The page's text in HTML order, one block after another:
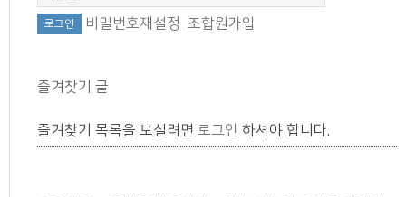
비밀번호재설정 조합원가입
즐겨찾기 글
즐겨찾기 목록을 보실려면 로그인 하셔야 합니다.